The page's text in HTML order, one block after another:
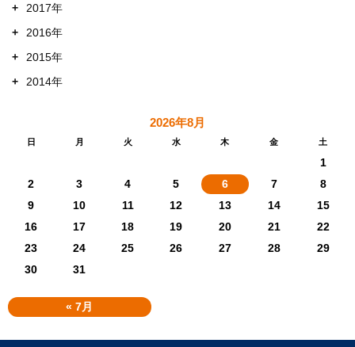
+
2017年
+
2016年
+
2015年
+
2014年
2026年8月
日 月 火 水 木 金 土
« 7月
1
2
3 4 5 6 7
8
9
10 11 12 13 14
15
16
17 18 19 20 21
22
23
24 25 26 27 28
29
30
31